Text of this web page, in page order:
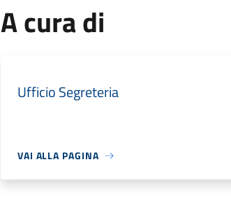
A cura di
Ufficio Segreteria
VAI ALLA PAGINA